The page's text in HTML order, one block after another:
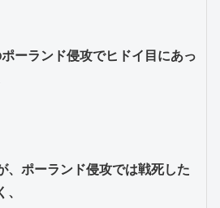
ーランド侵攻でヒドイ目にあっ
、ポーランド侵攻では戦死した